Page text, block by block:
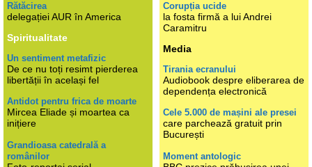
Rătăcirea
delegației AUR în America
Spiritualitate
Un sentiment metafizic
De ce nu toți resimt pierderea
libertății în același fel
Antidot pentru frica de moarte
Mircea Eliade și moartea ca
inițiere
Grandioasa catedrală a
românilor
Corupția ucide
la fosta firmă a lui Andrei
Caramitru
Media
Tirania ecranului
Audiobook despre eliberarea de
dependența electronică
Cele 5.000 de mașini ale presei
care parchează gratuit prin
București
Moment antologic